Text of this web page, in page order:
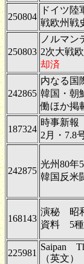
250804
ドイツ陸
戦欧州戦
250803
ノルマン
2次大戦
却済
242865
内なる国
韓国・朝
働ほか掲
187324
時事新
2月・7.8
242875
光州80年
韓国反米
168143
演秘 昭
資料 5種
225981
Saipan
（英文）